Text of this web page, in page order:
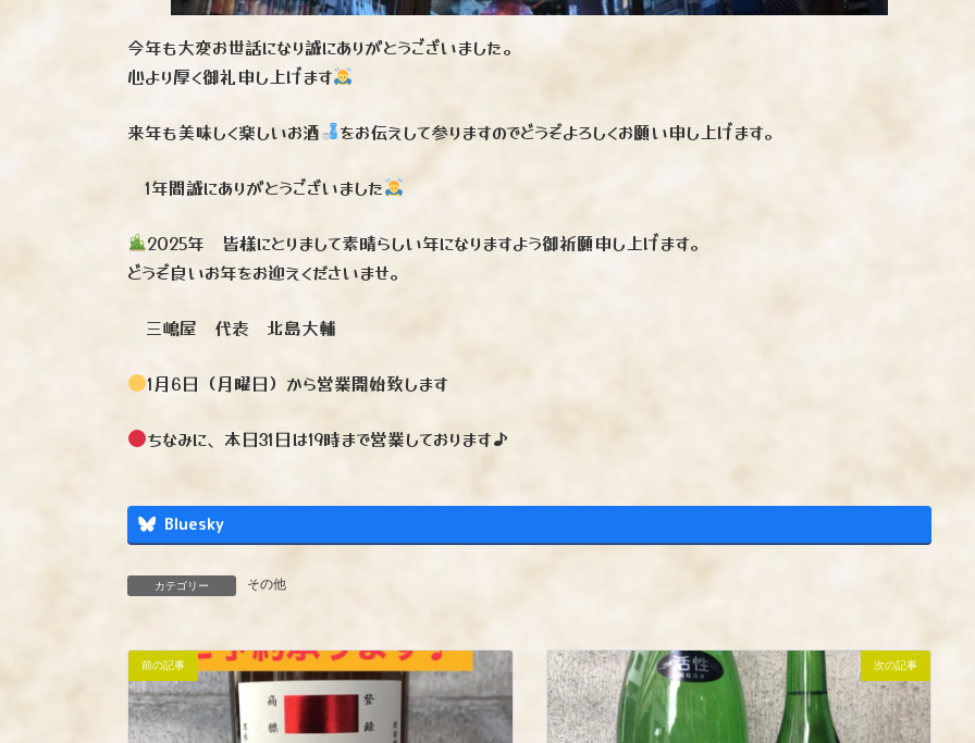
今年も大変お世話になり誠にありがとうございました。
心より厚く御礼申し上げます
来年も美味しく楽しいお酒 をお伝えして参りますのでどうぞよろしくお願い申し上げます。
1年間誠にありがとうございました
2025年 皆様にとりまして素晴らしい年になりますよう御祈願申し上げます。
どうぞ良いお年をお迎えくださいませ。
三嶋屋 代表 北島大輔
1月6日（月曜日）から営業開始致します
ちなみに、本日31日は19時まで営業しております♪
Bluesky
カテゴリー その他
前の記事 次の記事